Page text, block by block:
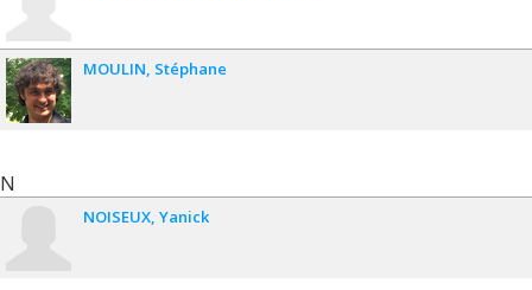
MOULIN Stéphane
N
NOISEUX Yanick